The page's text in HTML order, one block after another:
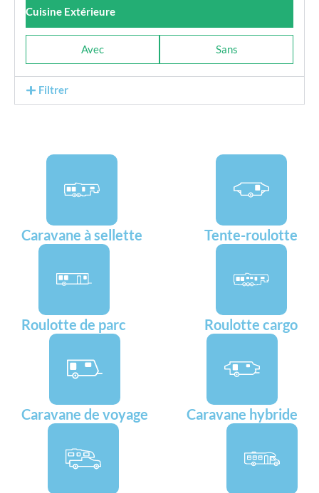
Cuisine Extérieure
Avec Sans
Filtrer
Caravane à sellette Tente-roulotte
Roulotte de parc Roulotte cargo
Caravane de voyage Caravane hybride